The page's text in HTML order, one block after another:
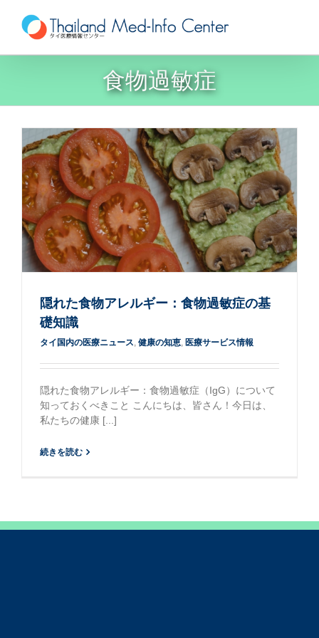
content
食物過敏症
隠れた食物アレルギー：食物過敏症の基
礎知識
タイ国内の医療ニュース 健康の知恵 医療サービス情報
隠れた食物アレルギー：食物過敏症（IgG）について
知っておくべきこと こんにちは、皆さん！今日は、
私たちの健康 [...]
続きを読む